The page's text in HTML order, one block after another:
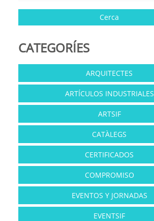
CATEGORÍES
ARQUITECTES
ARTÍCULOS INDUSTRIALES
ARTSIF
CATÀLEGS
CERTIFICADOS
COMPROMISO
EVENTOS Y JORNADAS
EVENTSIF